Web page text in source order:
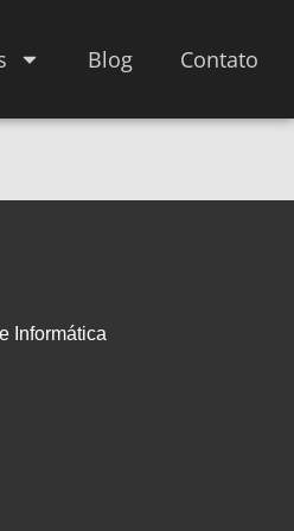
Blog Contato
Informática